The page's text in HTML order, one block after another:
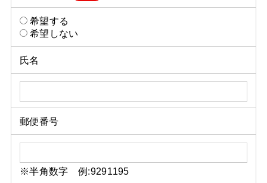
希望する
希望しない
氏名
郵便番号
※半角数字 例:9291195